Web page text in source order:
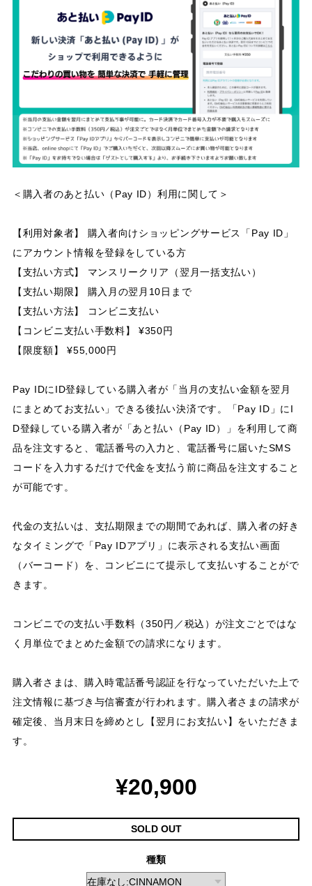
＜購入者のあと払い（Pay ID）利用に関して＞
【利用対象者】 購入者向けショッピングサービス「Pay ID」
にアカウント情報を登録をしている方
【支払い方式】 マンスリークリア（翌月一括支払い）
【支払い期限】 購入月の翌月10日まで
【支払い方法】 コンビニ支払い
【コンビニ支払い手数料】 ¥350円
【限度額】 ¥55,000円
Pay IDにID登録している購入者が「当月の支払い金額を翌月
にまとめてお支払い」できる後払い決済です。「Pay ID」にI
D登録している購入者が「あと払い（Pay ID）」を利用して商
品を注文すると、電話番号の入力と、電話番号に届いたSMS
コードを入力するだけで代金を支払う前に商品を注文すること
が可能です。
代金の支払いは、支払期限までの期間であれば、購入者の好き
なタイミングで「Pay IDアプリ」に表示される支払い画面
（バーコード）を、コンビニにて提示して支払いすることがで
きます。
コンビニでの支払い手数料（350円／税込）が注文ごとではな
く月単位でまとめた金額での請求になります。
購入者さまは、購入時電話番号認証を行なっていただいた上で
注文情報に基づき与信審査が行われます。購入者さまの請求が
確定後、当月末日を締めとし【翌月にお支払い】をいただきま
す。
¥20,900
SOLD OUT
種類